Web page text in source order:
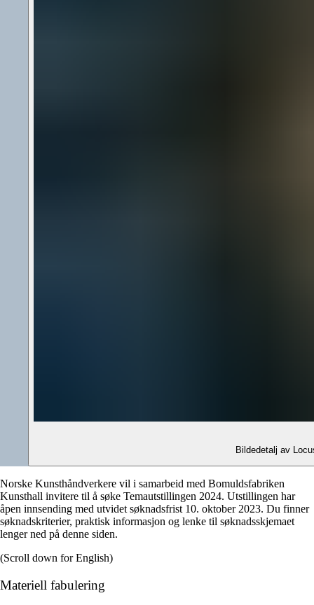
Bildedetalj av
Norske Kunsthåndverkere vil i samarbeid med Bomuldsfabriken
Kunsthall invitere til å søke Temautstillingen 2024. Utstillingen har
åpen innsending med utvidet søknadsfrist 10. oktober 2023. Du finner
søknadskriterier, praktisk informasjon og lenke til søknadsskjemaet
lenger ned på denne siden.
(Scroll down for English)
Materiell fabulering